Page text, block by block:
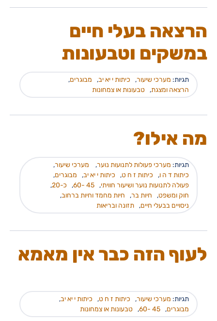
הרצאה בעלי חיים
במשקים וטבעונות
תגיות: מערכי שיעור, כיתות י יא יב, מבוגרים,
הרצאה ומצגת, טבעונות או צמחונות
מה אילו?
תגיות: מערכי פעולות לתנועות נוער, מערכי שיעור,
כיתות ד ה ו, כיתות ז ח ט, כיתות י יא יב, מבוגרים,
פעולה לתנועות נוער ושיעור חוויתי,
45 -60
, כ-20
,
חוק ומשפט, חיות בר, חיות מחמד וחיות ברחוב,
ניסויים בבעלי חיים, תזונה ובריאות
לעוף הזה כבר אין מאמא
תגיות: מערכי שיעור, כיתות ז ח ט, כיתות י יא יב,
מבוגרים,
45 -60
, טבעונות או צמחונות